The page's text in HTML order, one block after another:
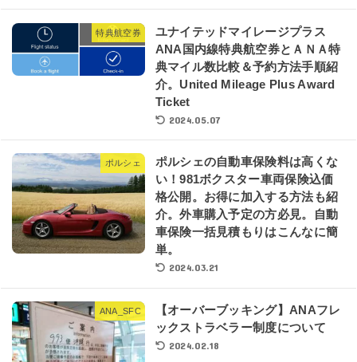
特典航空券
ユナイテッドマイレージプラス
ANA国内線特典航空券とＡＮＡ特
典マイル数比較＆予約方法手順紹
介。United Mileage Plus Award
Ticket
2024.05.07
ポルシェ
ポルシェの自動車保険料は高くな
い！981ボクスター車両保険込価
格公開。お得に加入する方法も紹
介。外車購入予定の方必見。自動
車保険一括見積もりはこんなに簡
単。
2024.03.21
ANA_SFC
【オーバーブッキング】ANAフレ
ックストラベラー制度について
2024.02.18